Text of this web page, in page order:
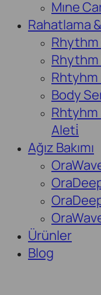
Mıne
Rahatlama
Rhythm
Rhythm
Rhtyhm
Body
Rhtyhm
Aleti̇
Ağız Bakımı
Ürünler
Blog